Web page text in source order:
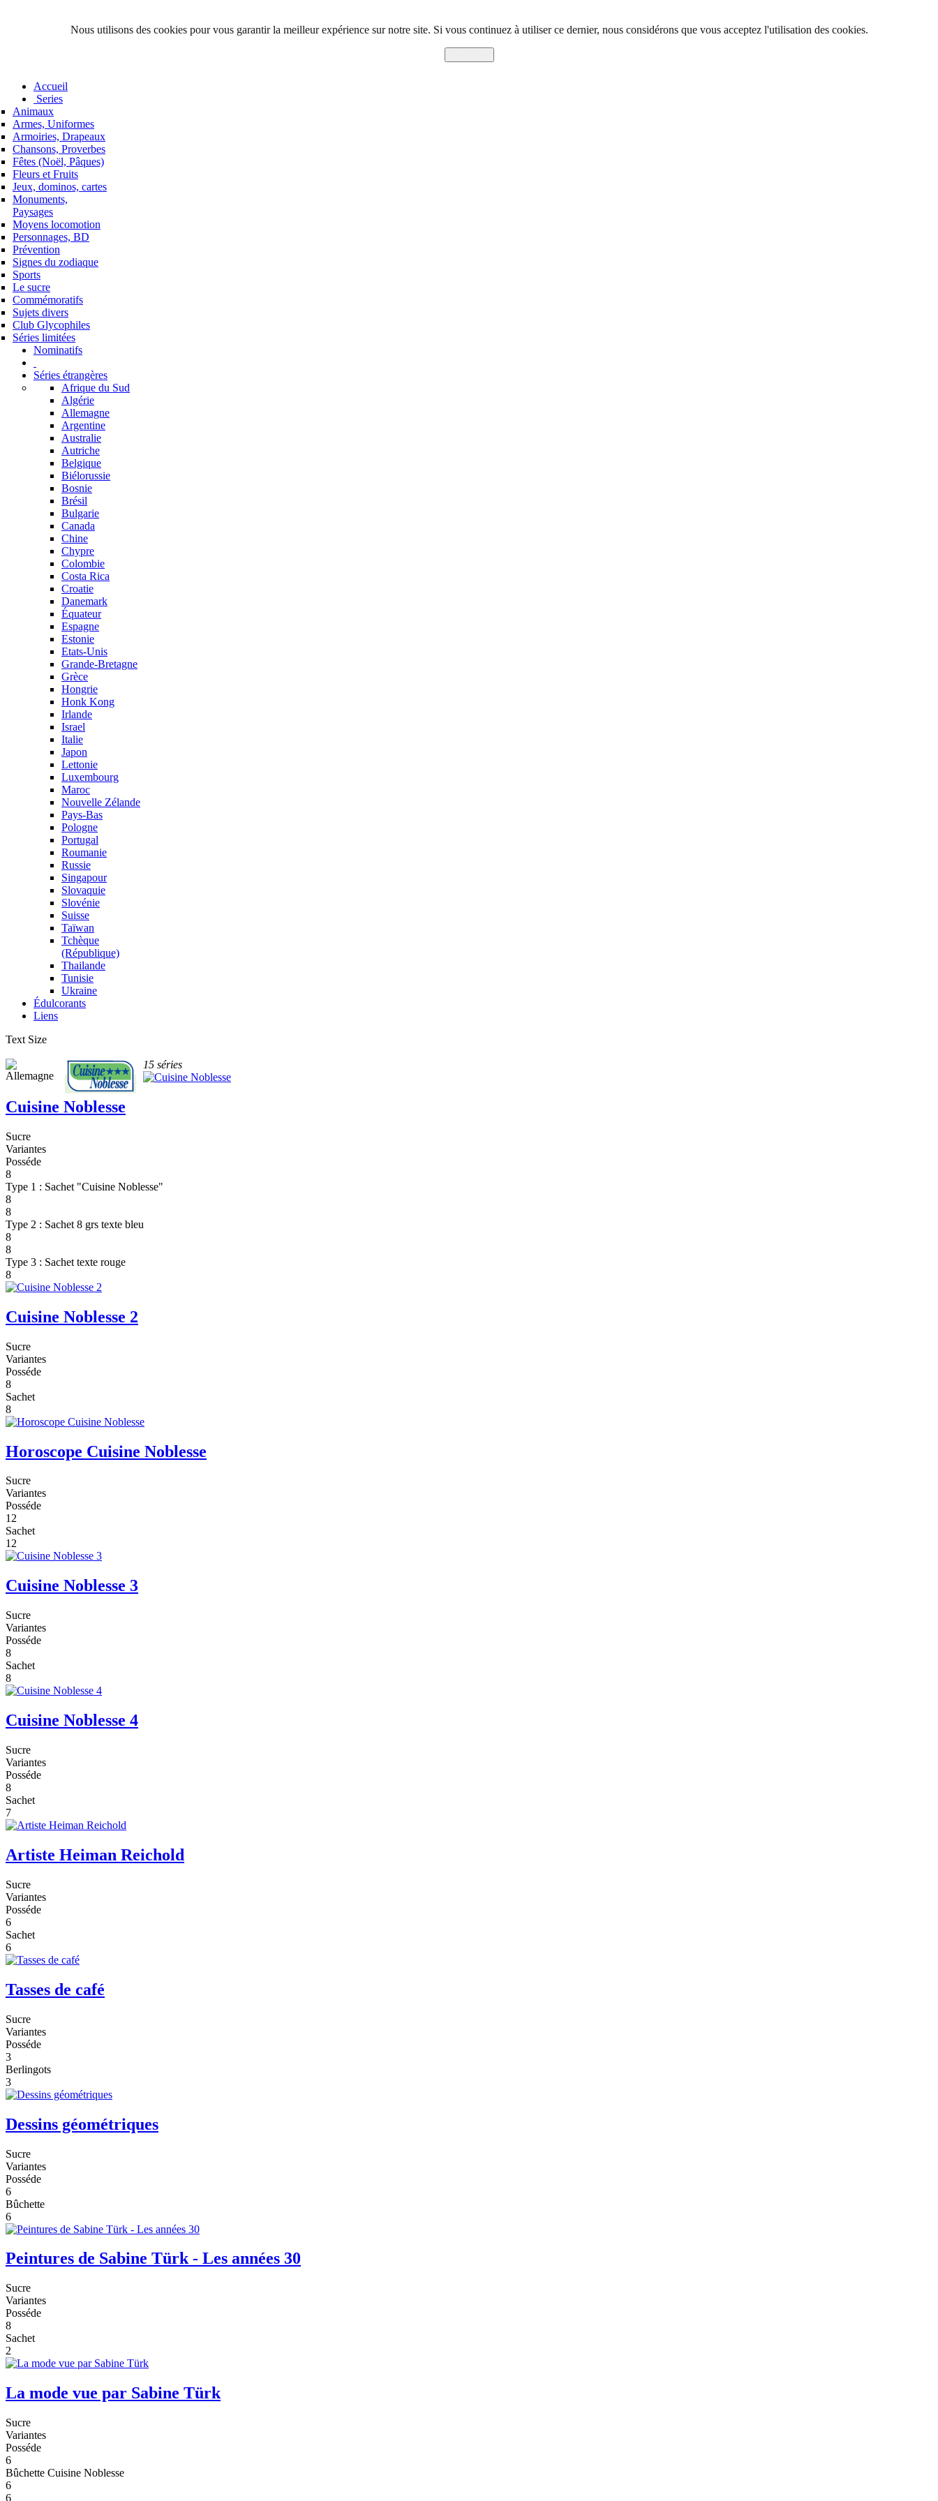
Nous utilisons des cookies pour vous garantir la meilleur expérience sur notre site. Si vous continuez à utiliser ce dernier, nous considérons que vous acceptez l'utilisation des cookies.
Accueil
Series
Animaux
Armes, Uniformes
Armoiries, Drapeaux
Chansons, Proverbes
Fêtes (Noël, Pâques)
Fleurs et Fruits
Jeux, dominos, cartes
Monuments,
Paysages
Moyens locomotion
Personnages, BD
Prévention
Signes du zodiaque
Sports
Le sucre
Commémoratifs
Sujets divers
Club Glycophiles
Séries limitées
Nominatifs
Séries étrangères
Afrique du Sud
Algérie
Allemagne
Argentine
Australie
Autriche
Belgique
Biélorussie
Bosnie
Brésil
Bulgarie
Canada
Chine
Chypre
Colombie
Costa Rica
Croatie
Danemark
Équateur
Espagne
Estonie
Etats-Unis
Grande-Bretagne
Grèce
Hongrie
Honk Kong
Irlande
Israel
Italie
Japon
Lettonie
Luxembourg
Maroc
Nouvelle Zélande
Pays-Bas
Pologne
Portugal
Roumanie
Russie
Singapour
Slovaquie
Slovénie
Suisse
Taïwan
Tchèque
(République)
Thailande
Tunisie
Ukraine
Édulcorants
Liens
Text Size
15 séries
Cuisine Noblesse
Sucre
Variantes
Posséde
8
Type 1 : Sachet "Cuisine Noblesse"
8
8
Type 2 : Sachet 8 grs texte bleu
8
8
Type 3 : Sachet texte rouge
8
Cuisine Noblesse 2
Sucre
Variantes
Posséde
8
Sachet
8
Horoscope Cuisine Noblesse
Sucre
Variantes
Posséde
12
Sachet
12
Cuisine Noblesse 3
Sucre
Variantes
Posséde
8
Sachet
8
Cuisine Noblesse 4
Sucre
Variantes
Posséde
8
Sachet
7
Artiste Heiman Reichold
Sucre
Variantes
Posséde
6
Sachet
6
Tasses de café
Sucre
Variantes
Posséde
3
Berlingots
3
Dessins géométriques
Sucre
Variantes
Posséde
6
Bûchette
6
Peintures de Sabine Türk - Les années 30
Sucre
Variantes
Posséde
8
Sachet
2
La mode vue par Sabine Türk
Sucre
Variantes
Posséde
6
Bûchette Cuisine Noblesse
6
6